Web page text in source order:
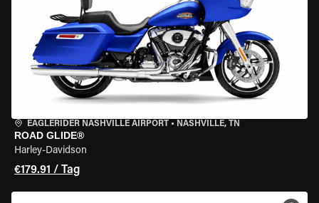
EAGLERIDER NASHVILLE AIRPORT • NASHVILLE, TN
ROAD GLIDE®
Harley-Davidson
€179.91 / Tag